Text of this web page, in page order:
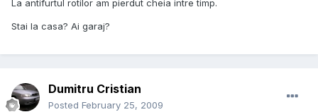
La antifurtul rotilor am pierdut cheia intre timp.
Stai la casa? Ai garaj?
Dumitru Cristian
Posted February 25, 2009